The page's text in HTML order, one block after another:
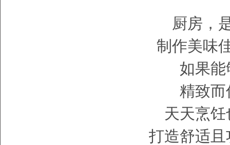
厨房，
制作美味
如果能
精致而
天天烹
打造舒适